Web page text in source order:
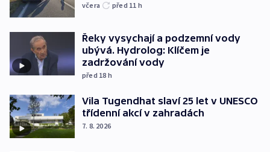
včera před 11 h
Řeky vysychají a podzemní vody
ubývá. Hydrolog: Klíčem je
zadržování vody
před 18 h
Vila Tugendhat slaví 25 let v UNESCO
třídenní akcí v zahradách
7. 8. 2026